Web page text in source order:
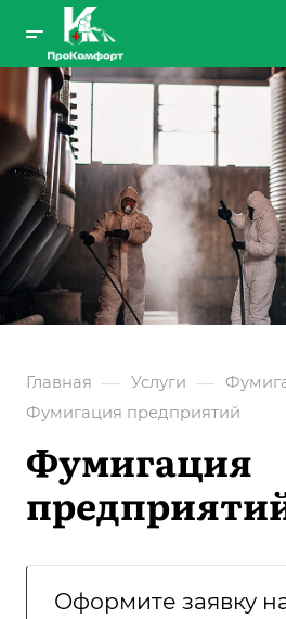
Главная — Услуги —
Фумигация предприятий
Фумигация
Оформите заявку